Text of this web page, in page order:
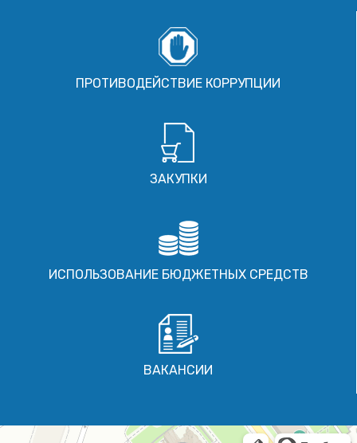
ПРОТИВОДЕЙСТВИЕ КОРРУПЦИИ
ЗАКУПКИ
ИСПОЛЬЗОВАНИЕ БЮДЖЕТНЫХ СРЕДСТВ
ВАКАНСИИ